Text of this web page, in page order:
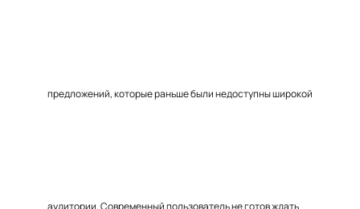
предложений, которые раньше были недоступны широкой
аудитории. Современный пользователь не готов ждать